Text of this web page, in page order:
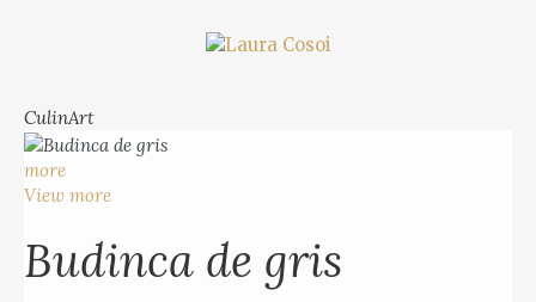
CulinArt
more
View more
Budinca de gris